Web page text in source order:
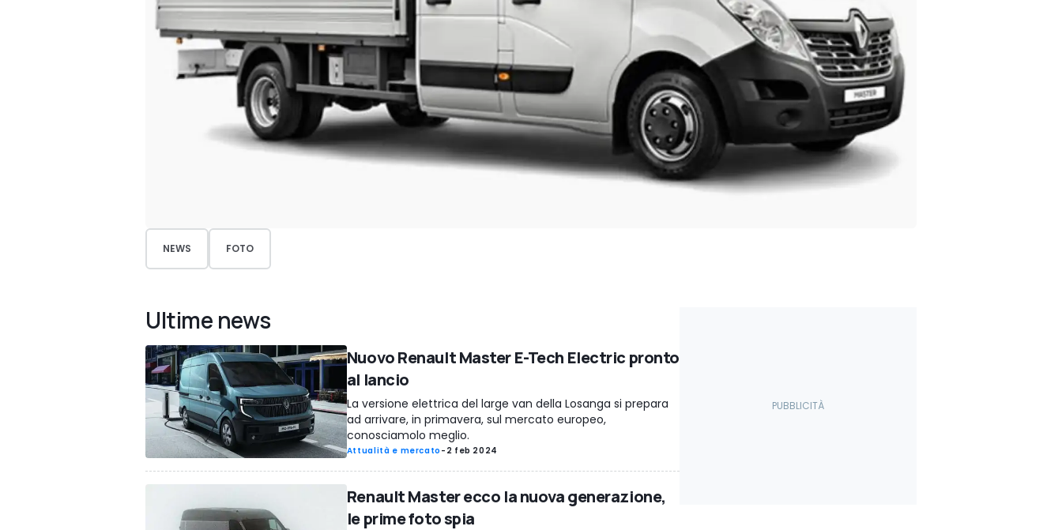
NEWS FOTO
Ultime news
Nuovo Renault Master E-Tech Electric pronto
al lancio
La versione elettrica del large van della Losanga si prepara
ad arrivare, in primavera, sul mercato europeo,
conosciamolo meglio.
Attualità e mercato - 2 feb 2024
Renault Master ecco la nuova generazione,
le prime foto spia